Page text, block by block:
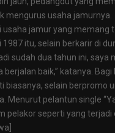
mengurus usaha
jamur yang memang
itu, selain berkarir di
sudah dua tahun ini, saya
baik,” katanya.
biasanya, selain berpromo
Menurut pelantun single
pelakor seperti yang